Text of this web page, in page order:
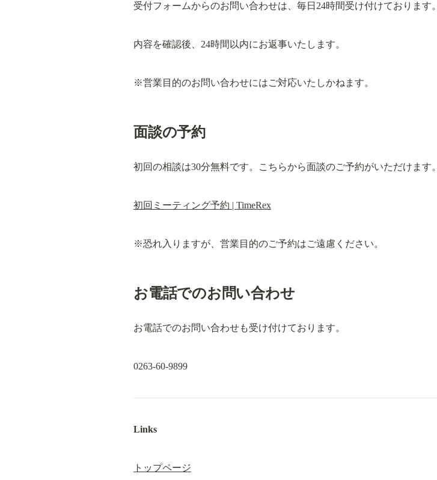
受付フォームからのお問い合わせは、毎日24時間受け付けております。
内容を確認後、24時間以内にお返事いたします。
※営業目的のお問い合わせにはご対応いたしかねます。
面談の予約
初回の相談は30分無料です。こちらから面談のご予約がいただけます。
初回ミーティング予約 | TimeRex
※恐れ入りますが、営業目的のご予約はご遠慮ください。
お電話でのお問い合わせ
お電話でのお問い合わせも受け付けております。
0263-60-9899
Links
トップページ